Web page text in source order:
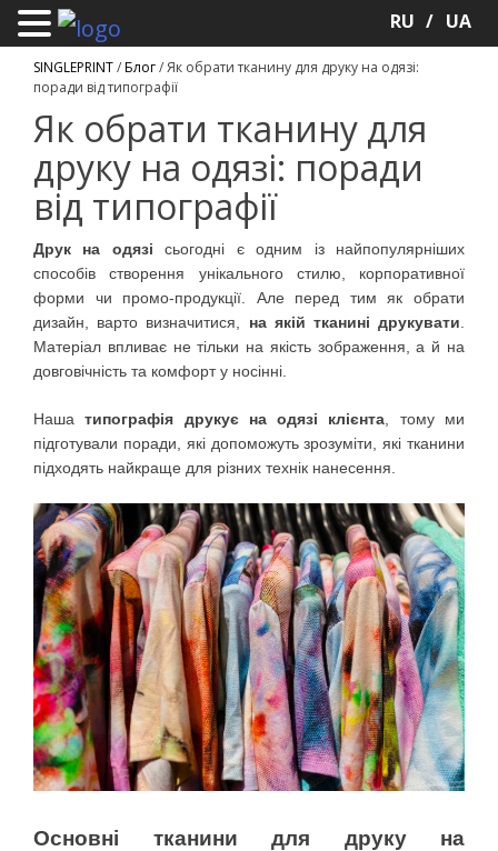
RU UA
SINGLEPRINT/Блог/Як обрати тканину для друку на одязі:
поради від типографії
Як обрати тканину для
друку на одязі: поради
від типографії
Друк на одязі сьогодні є одним із найпопулярніших
способів створення унікального стилю, корпоративної
форми чи промо-продукції. Але перед тим як обрати
дизайн, варто визначитися, на якій тканині друкувати
Матеріал впливає не тільки на якість зображення, а й на
довговічність та комфорт у носінні.
Нашатипографія друкує на одязі клієнта , тому ми
підготували поради, які допоможуть зрозуміти, які тканини
підходять найкраще для різних технік нанесення.
Основні тканини для друку на